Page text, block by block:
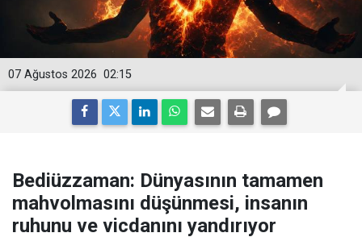
02:15
07 Ağustos 2026
Bediüzzaman: Dünyasının tamamen
mahvolmasını düşünmesi, insanın
ruhunu ve vicdanını yandırıyor